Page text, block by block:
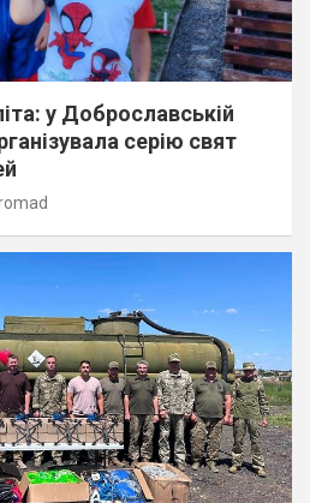
у Доброславській
серію свят